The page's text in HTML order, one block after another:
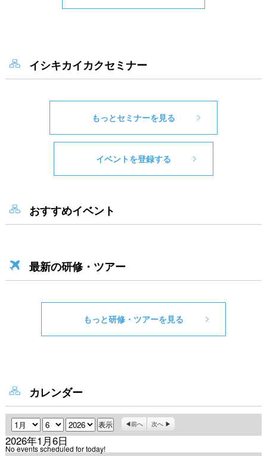
イシキカイカクセミナー
もっとセミナーを見る
イベントを登録する
おすすめイベント
最新の研修・ツアー
もっと研修・ツアーを見る
カレンダー
月 日 年 前へ 次へ
2026年1月6日
No events scheduled for today!